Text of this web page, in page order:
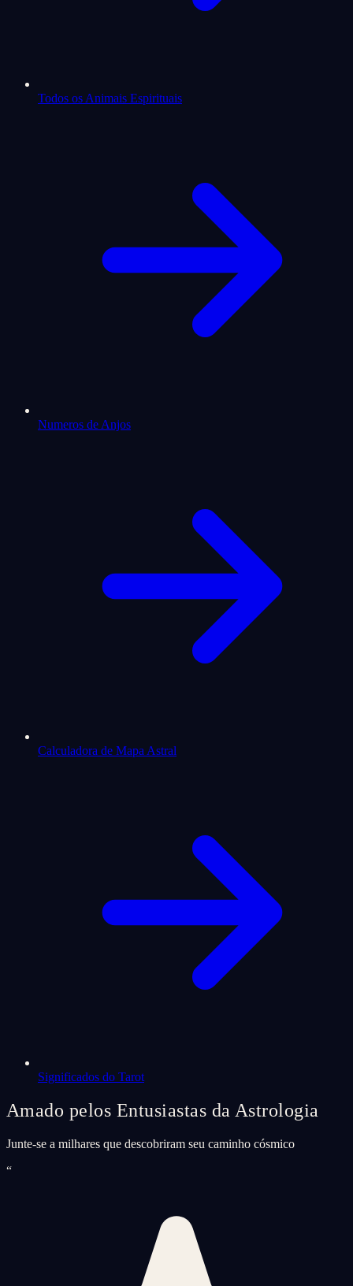
Todos os Animais Espirituais
Numeros de Anjos
Calculadora de Mapa Astral
Significados do Tarot
Amado pelos Entusiastas da Astrologia
Junte-se a milhares que descobriram seu caminho cósmico
“